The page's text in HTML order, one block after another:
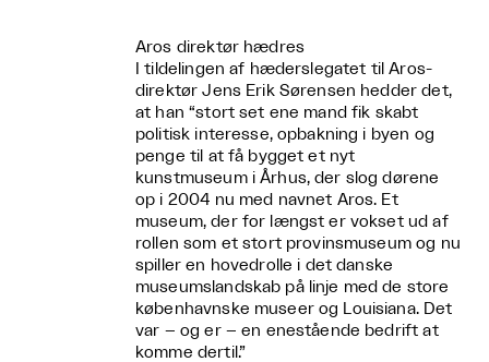
Aros direktør hædres
I tildelingen af hæderslegatet til Aros-
direktør Jens Erik Sørensen hedder det,
at han “stort set ene mand fik skabt
politisk interesse, opbakning i byen og
penge til at få bygget et nyt
kunstmuseum i Århus, der slog dørene
op i 2004 nu med navnet Aros. Et
museum, der for længst er vokset ud af
rollen som et stort provinsmuseum og nu
spiller en hovedrolle i det danske
museumslandskab på linje med de store
københavnske museer og Louisiana. Det
var – og er – en enestående bedrift at
komme dertil.”